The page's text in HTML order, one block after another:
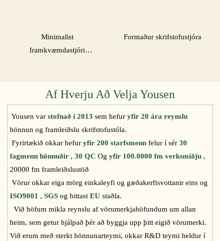
Minimalist
framkvæmdastjóri
Formaður skrifstofustjóra
Af Hverju Að Velja Yousen
Yousen varstofnað í 2013sem hefuryfir 20 ára reynslu
hönnun og framleiðslu skrifstofustóla.
Fyrirtækið okkar hefuryfir 200 starfsmennfelur í sér30
fagmenn hönnuðir ,30 QCOgyfir 100.0000 fm verksmiðju ,
20000 fm framleiðslustöð
Vörur okkar eiga mörg einkaleyfi og gæðakerfisvottanir eins og
ISO9001 ,SGSog hittastEUstaðla.
Við höfum mikla reynslu af vörumerkjahöfundum um allan
heim, sem getur hjálpað þér að byggja upp þitt eigið vörumerki.
Við erum með sterkt hönnunarteymi, okkar R&D teymi heldur í